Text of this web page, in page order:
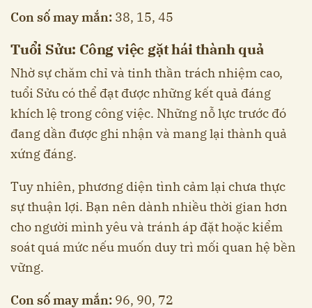
Con số may mắn: 38, 15, 45
Tuổi Sửu: Công việc gặt hái thành quả
Nhờ sự chăm chỉ và tinh thần trách nhiệm cao,
tuổi Sửu có thể đạt được những kết quả đáng
khích lệ trong công việc. Những nỗ lực trước đó
đang dần được ghi nhận và mang lại thành quả
xứng đáng.
Tuy nhiên, phương diện tình cảm lại chưa thực
sự thuận lợi. Bạn nên dành nhiều thời gian hơn
cho người mình yêu và tránh áp đặt hoặc kiểm
soát quá mức nếu muốn duy trì mối quan hệ bền
vững.
Con số may mắn: 96, 90, 72